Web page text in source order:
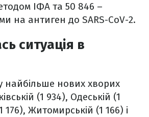
ІФА та 50 846 –
на антиген до SARS-CoV-2.
ситуація в
найбільше нових хворих
(1 934), Одеській (1
176), Житомирській (1 166) і